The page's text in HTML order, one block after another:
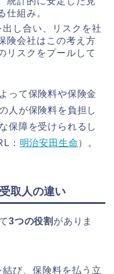
仕組み。
し合い、リスクを社
険会社はこの考え方
リスクをプールして
って保険料や保険金
人が保険料を負担し
保障を受けられるし
： 明治安田生命）。
取人の違い
3つの役割 がありま
び、保険料を払う立